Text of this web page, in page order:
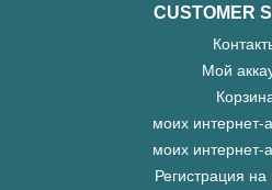
CUSTOMER
Мой
моих интернет-
моих интернет-
Регистрация на